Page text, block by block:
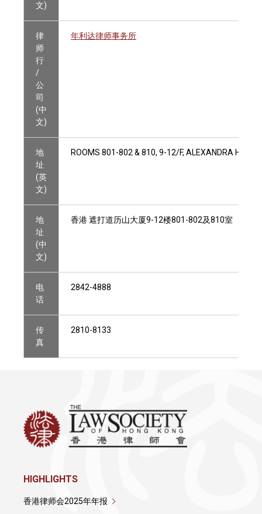
文)
律
师
行
/
公
司
(中
文)
年利达律师事务所
地
址
(英
文)
ROOMS 801-802 & 810, 9-12/F, ALEXANDRA
地
址
(中
文)
香港 遮打道历山大厦9-12楼801-802及810室
电
话
2842-4888
传
真
2810-8133
HIGHLIGHTS
香港律师会2025年年报